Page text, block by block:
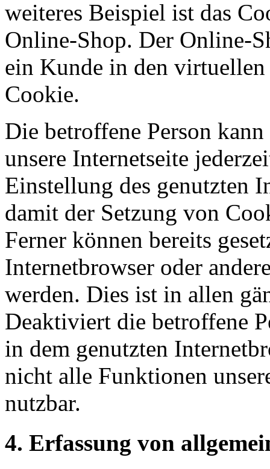
weiteres Beispiel ist das
Online-Shop. Der Online-
ein Kunde in den
Cookie.
Die betroffene Person
unsere Internetseite
Einstellung des genutzten
damit der Setzung von
Ferner können bereits
Internetbrowser oder
werden. Dies ist in allen
Deaktiviert die betroffene
in dem genutzten
nicht alle Funktionen
nutzbar.
4. Erfassung von